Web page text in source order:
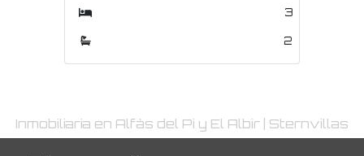
Inmobiliaria en Alfàs del Pi y El Albir | Sternvillas